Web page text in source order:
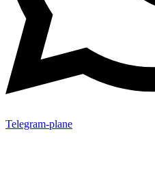
Telegram-plane